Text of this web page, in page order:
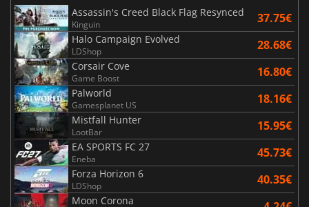
Assassin's Creed Black Flag Resynced
Kinguin 37.75€
Halo Campaign Evolved
LDShop 28.68€
Corsair Cove
Game Boost 16.80€
Palworld
Gamesplanet US 18.16€
Mistfall Hunter
LootBar 15.95€
EA SPORTS FC 27
Eneba 45.73€
Forza Horizon 6
LDShop 40.35€
Moon Corona